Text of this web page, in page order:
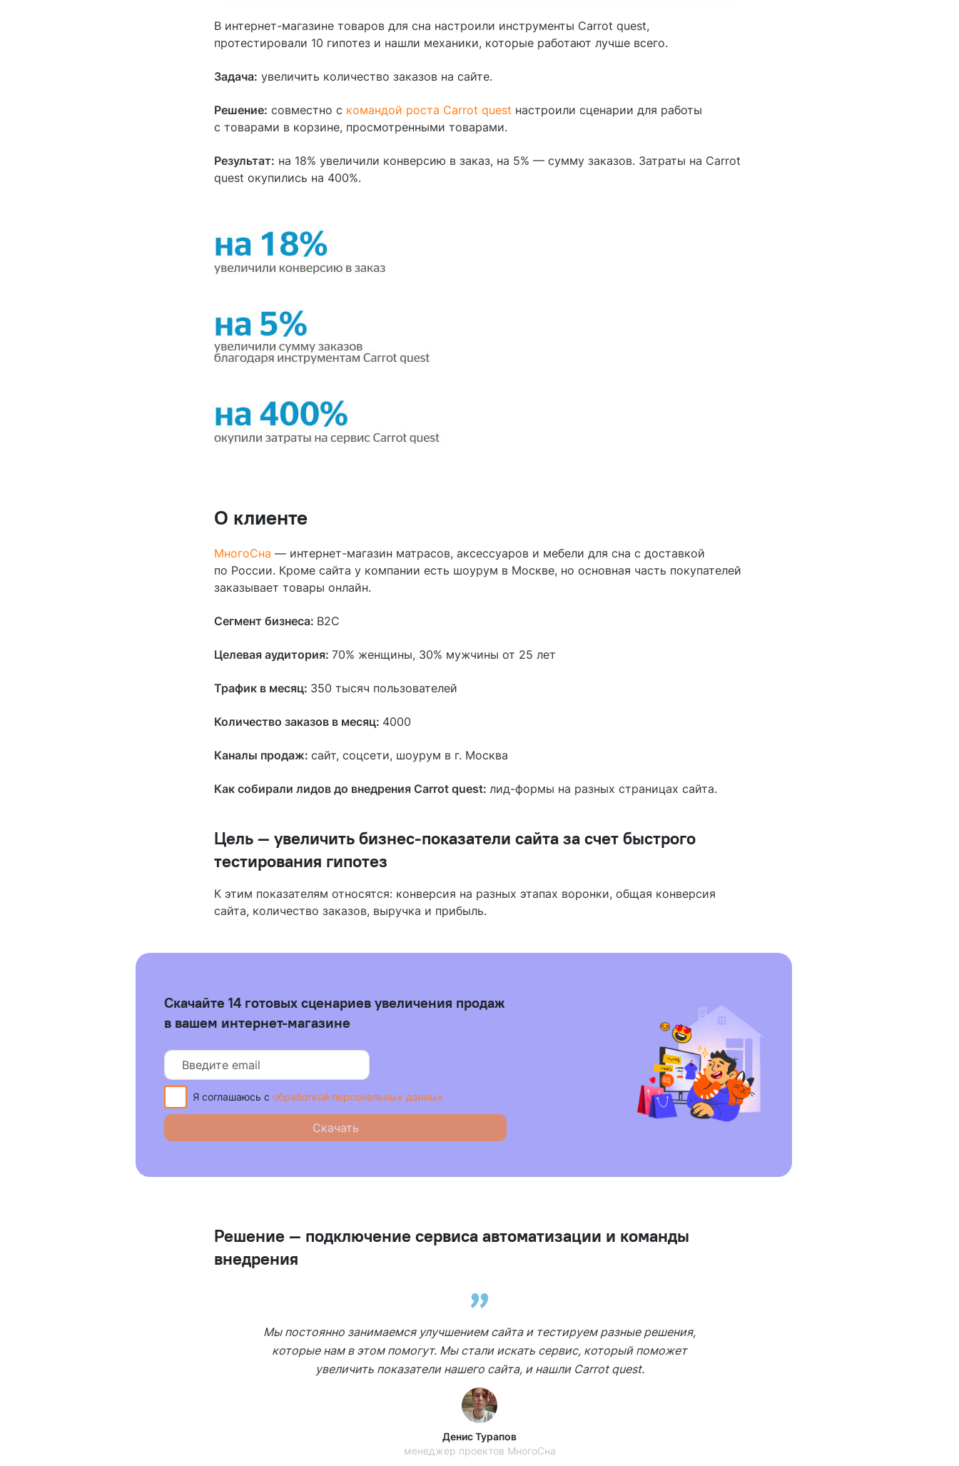
В интернет-магазине товаров для сна настроили инструменты Carrot quest,
протестировали 10 гипотез и нашли механики, которые работают лучше всего.
Задача: увеличить количество заказов на сайте.
Решение: совместно с командой роста Carrot quest настроили сценарии для работы
с товарами в корзине, просмотренными товарами.
Результат: на 18% увеличили конверсию в заказ, на 5% — сумму заказов. Затраты на Carrot
quest окупились на 400%.
О клиенте
МногоСна — интернет-магазин матрасов, аксессуаров и мебели для сна с доставкой
по России. Кроме сайта у компании есть шоурум в Москве, но основная часть покупателей
заказывает товары онлайн.
Сегмент бизнеса: B2C
Целевая аудитория: 70% женщины, 30% мужчины от 25 лет
Трафик в месяц: 350 тысяч пользователей
Количество заказов в месяц: 4000
Каналы продаж: сайт, соцсети, шоурум в г. Москва
Как собирали лидов до внедрения Carrot quest: лид-формы на разных страницах сайта.
Цель — увеличить бизнес-показатели сайта за счет быстрого
тестирования гипотез
К этим показателям относятся: конверсия на разных этапах воронки, общая конверсия
сайта, количество заказов, выручка и прибыль.
Скачайте 14 готовых сценариев увеличения продаж
в вашем интернет-магазине
Я соглашаюсь с обработкой персональных данных
Решение — подключение сервиса автоматизации и команды
внедрения
Мы постоянно занимаемся улучшением сайта и тестируем разные решения,
которые нам в этом помогут. Мы стали искать сервис, который поможет
увеличить показатели нашего сайта, и нашли Carrot quest.
Денис Турапов
менеджер проектов МногоСна